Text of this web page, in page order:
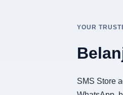
YOUR
SMS Store